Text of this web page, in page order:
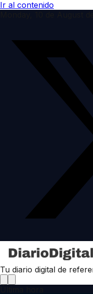
Ir al contenido
Tu diario digital de